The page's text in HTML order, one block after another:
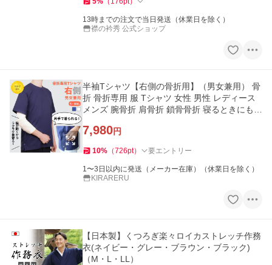
13時までの注文で当日発送（休業日を除く）
襟の衿秀 公式ショップ
半袖Tシャツ【右側の骨折用】（男女兼用） 骨
折 骨折専用 服 Tシャツ 女性 男性 レディース
メンズ 腕骨折 肩骨折 鎖骨骨折 寝るときにも K
7,980円
10% （726pt） 要エントリー
1〜3日以内に発送（メーカー在庫）（休業日を除く）
KIRARERU
【日本製】くつろぎ楽々ロイカストレッチ作務
衣(ネイビー・グレー・ブラウン・ブラック)
（M・L・LL）